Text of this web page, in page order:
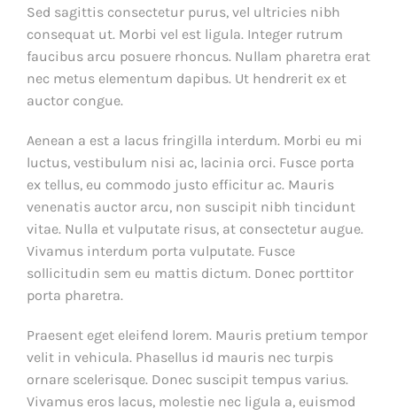
Sed sagittis consectetur purus, vel ultricies nibh
consequat ut. Morbi vel est ligula. Integer rutrum
faucibus arcu posuere rhoncus. Nullam pharetra erat
nec metus elementum dapibus. Ut hendrerit ex et
auctor congue.
Aenean a est a lacus fringilla interdum. Morbi eu mi
luctus, vestibulum nisi ac, lacinia orci. Fusce porta
ex tellus, eu commodo justo efficitur ac. Mauris
venenatis auctor arcu, non suscipit nibh tincidunt
vitae. Nulla et vulputate risus, at consectetur augue.
Vivamus interdum porta vulputate. Fusce
sollicitudin sem eu mattis dictum. Donec porttitor
porta pharetra.
Praesent eget eleifend lorem. Mauris pretium tempor
velit in vehicula. Phasellus id mauris nec turpis
ornare scelerisque. Donec suscipit tempus varius.
Vivamus eros lacus, molestie nec ligula a, euismod